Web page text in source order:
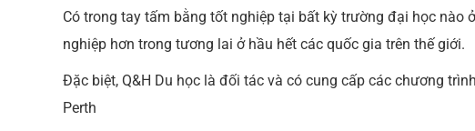
Có trong tay tấm bằng tốt nghiệp tại bất kỳ trường đại học nào
nghiệp hơn trong tương lai ở hầu hết các quốc gia trên thế giới.
Đặc biệt, Q&H Du học là đối tác và có cung cấp các chương
Perth